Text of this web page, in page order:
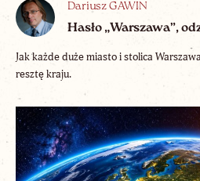
Dariusz GAWIN
Hasło „Warszawa”,
Jak każde duże miasto i stolica
resztę kraju.